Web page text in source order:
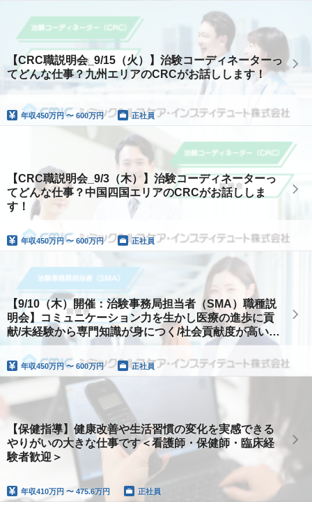
【CRC職説明会_9/15（火）】治験コーディネーターっ
てどんな仕事？九州エリアのCRCがお話しします！
年収450万円 〜 600万円 正社員
【CRC職説明会_9/3（木）】治験コーディネーターっ
てどんな仕事？中国四国エリアのCRCがお話ししま
す！
年収450万円 〜 600万円 正社員
【9/10（木）開催：治験事務局担当者（SMA）職種説
明会】コミュニケーション力を生かし医療の進歩に貢
献/未経験から専門知識が身につく/社会貢献度が高い職
種
年収450万円 〜 600万円 正社員
【保健指導】健康改善や生活習慣の変化を実感できる
やりがいの大きな仕事です＜看護師・保健師・臨床経
験者歓迎＞
年収410万円 〜 475.6万円 正社員